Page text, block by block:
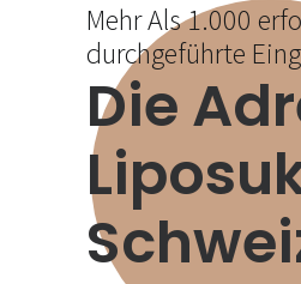
Mehr Als 1.000
durchgeführte
Die